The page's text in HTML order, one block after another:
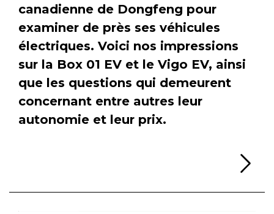
canadienne de Dongfeng pour
examiner de près ses véhicules
électriques. Voici nos impressions
sur la Box 01 EV et le Vigo EV, ainsi
que les questions qui demeurent
concernant entre autres leur
autonomie et leur prix.